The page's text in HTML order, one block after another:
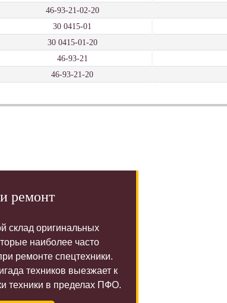
46-93-21-02-20
30 0415-01
30 0415-01-20
46-93-21
46-93-21-20
ремонт
склад оригинальных
наиболее часто
ремонте спецтехники.
техников выезжает к
техники в пределах ПФО.